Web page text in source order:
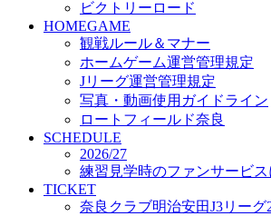
サポートショップ
GOODS
オフィシャルストア（実店舗
オンラインストア
ACADEMY
アカデミーについて
プロジェクト
コーチ&スタッフ
ジュニア
ジュニアユース
ユース
ビクトリーロード
HOMEGAME
観戦ルール＆マナー
ホームゲーム運営管理規定
Jリーグ運営管理規定
写真・動画使用ガイドライン
ロートフィールド奈良
SCHEDULE
2026/27
練習見学時のファンサービス
TICKET
奈良クラブ明治安田J3リーグ